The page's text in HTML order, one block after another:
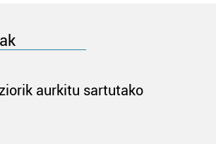
aurkitu sartutako